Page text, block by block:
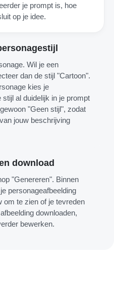
je prompt is, hoe
op je idee.
Wil je een
dan de stijl "Cartoon".
kies je
al duidelijk in je prompt
"Geen stijl", zodat
jouw beschrijving
download
"Genereren". Binnen
personageafbeelding
om te zien of je tevreden
downloaden,
bewerken.